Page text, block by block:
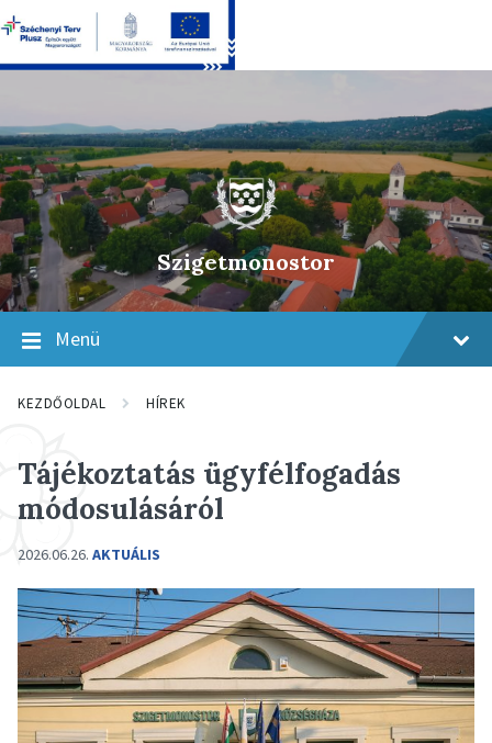
content
main
navigation
footer
Szigetmonostor
Menü
KEZDŐOLDAL HÍREK
Tájékoztatás ügyfélfogadás
módosulásáról
2026.06.26. AKTUÁLIS